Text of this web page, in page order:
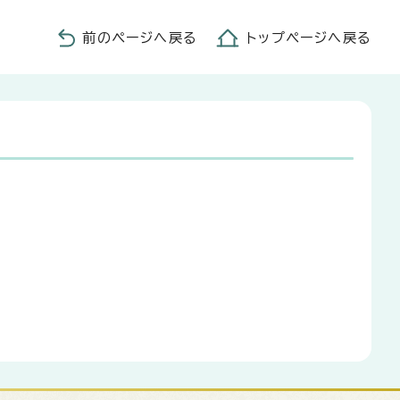
前のページへ戻る トップページへ戻る